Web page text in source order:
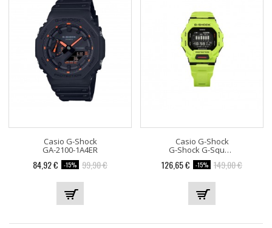
Casio G-Shock
GA-2100-1A4ER
Precio
84,92 € Precio
base
-15% 99,90 €
Casio G-Shock
G-Shock G-Squad GBD-200-9ER
Precio
126,65 € Precio
base
-15% 149,00 €